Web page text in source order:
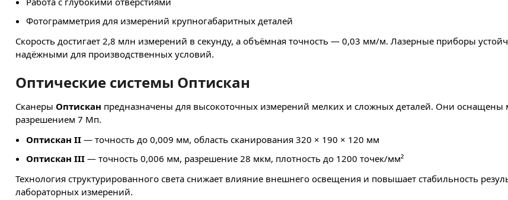
Фотограмметрия для измерений крупногабаритных деталей
Скорость достигает 2,8 млн измерений в секунду, а объёмная точность — 0,03 мм/м. Лазерные приборы
надёжными для производственных условий.
Оптические системы Оптискан
Сканеры Оптискан предназначены для высокоточных измерений мелких и сложных деталей. Они
разрешением 7 Мп.
Оптискан II — точность до 0,009 мм, область сканирования 320 × 190 × 120 мм
Оптискан III — точность 0,006 мм, разрешение 28 мкм, плотность до 1200 точек/мм²
Технология структурированного света снижает влияние внешнего освещения и повышает стабильность
лабораторных измерений.